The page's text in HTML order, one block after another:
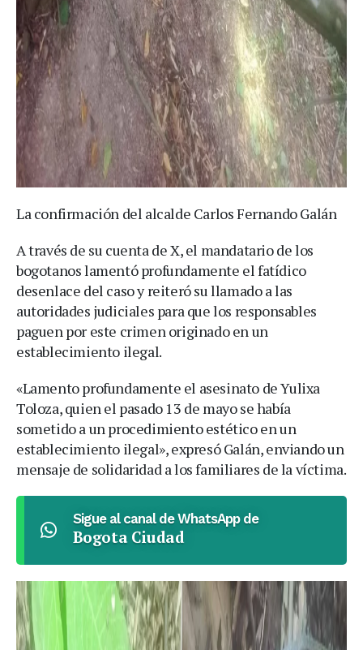
La confirmación del alcalde Carlos Fernando Galán
A través de su cuenta de X, el mandatario de los
bogotanos lamentó profundamente el fatídico
desenlace del caso y reiteró su llamado a las
autoridades judiciales para que los responsables
paguen por este crimen originado en un
establecimiento ilegal.
«Lamento profundamente el asesinato de Yulixa
Toloza, quien el pasado 13 de mayo se había
sometido a un procedimiento estético en un
establecimiento ilegal», expresó Galán, enviando un
mensaje de solidaridad a los familiares de la víctima.
Sigue al canal de WhatsApp de
Bogota Ciudad